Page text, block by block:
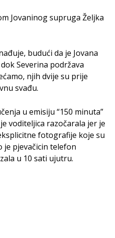
Jovaninog supruga Željka
budući da je Jovana
Severina podržava
njih dvije su prije
svađu.
u emisiju “150 minuta”
voditeljica razočarala jer je
fotografije koje su
je pjevačicin telefon
u 10 sati ujutru.